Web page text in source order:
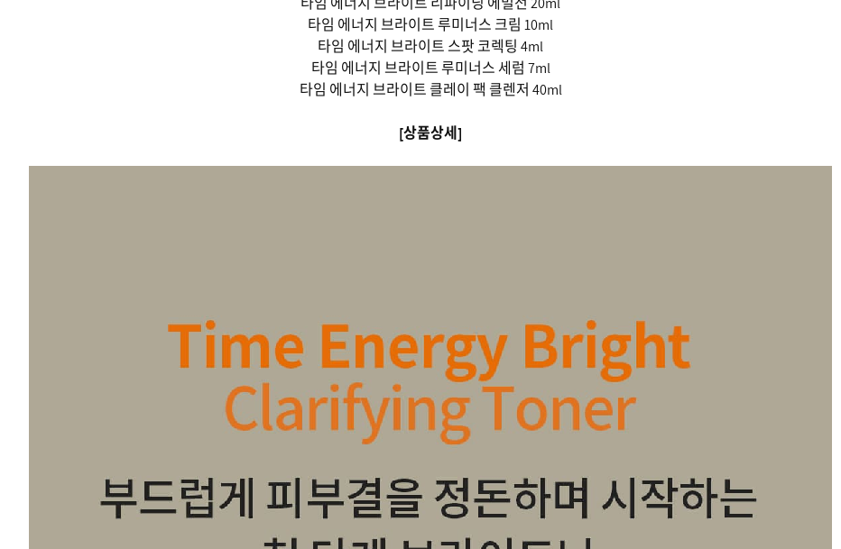
타임 에너지 브라이트 루미너스 크림 10ml
타임 에너지 브라이트 스팟 코렉팅 4ml
타임 에너지 브라이트 루미너스 세럼 7ml
타임 에너지 브라이트 클레이 팩 클렌저 40ml
[상품상세]